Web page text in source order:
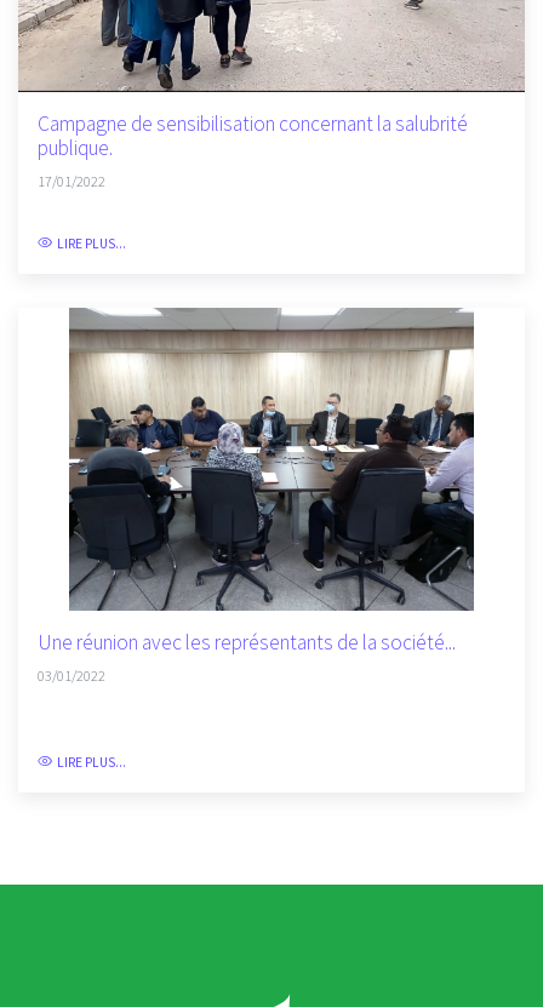
Campagne de sensibilisation concernant la salubrité
publique.
17/01/2022
Une réunion avec les représentants de la société...
03/01/2022